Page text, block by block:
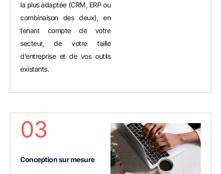
la plus adaptée (CRM, ERP ou
combinaison des deux), en
tenant compte de votre
secteur, de votre taille
d’entreprise et de vos outils
existants.
03
Conception sur mesure